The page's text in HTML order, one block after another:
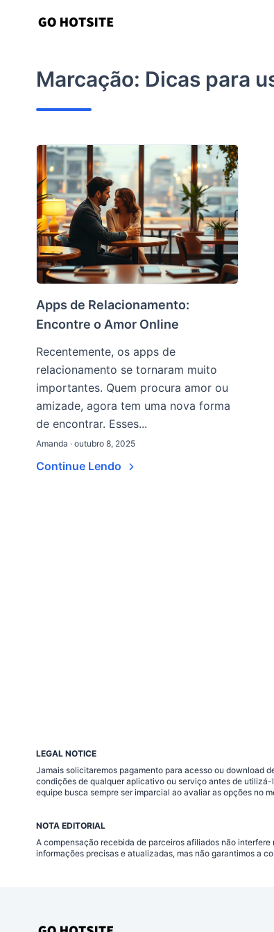
conteúdoMarcação: Dicas para
Apps de Relacionamento:
Encontre o Amor Online
Recentemente, os apps de
relacionamento se tornaram muito
importantes. Quem procura amor ou
amizade, agora tem uma nova forma
de encontrar. Esses...
Amanda · outubro 8, 2025
Continue Lendo
LEGAL NOTICE
Jamais solicitaremos pagamento para acesso ou download
condições de qualquer aplicativo ou serviço antes de utilizá-
equipe busca sempre ser imparcial ao avaliar as opções no
NOTA EDITORIAL
A compensação recebida de parceiros afiliados não
informações precisas e atualizadas, mas não garantimos a